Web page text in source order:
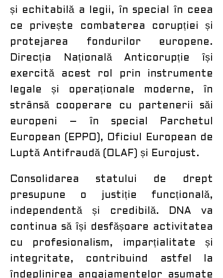
și echitabilă a legii, în special în ceea
ce privește combaterea corupției și
protejarea fondurilor europene.
Direcția Națională Anticorupție își
exercită acest rol prin instrumente
legale și operaționale moderne, în
strânsă cooperare cu partenerii săi
europeni – în special Parchetul
European (EPPO), Oficiul European de
Luptă Antifraudă (OLAF) și Eurojust.
Consolidarea statului de drept
presupune o justiție funcțională,
independentă și credibilă. DNA va
continua să își desfășoare activitatea
cu profesionalism, imparțialitate și
integritate, contribuind astfel la
îndeplinirea angajamentelor asumate